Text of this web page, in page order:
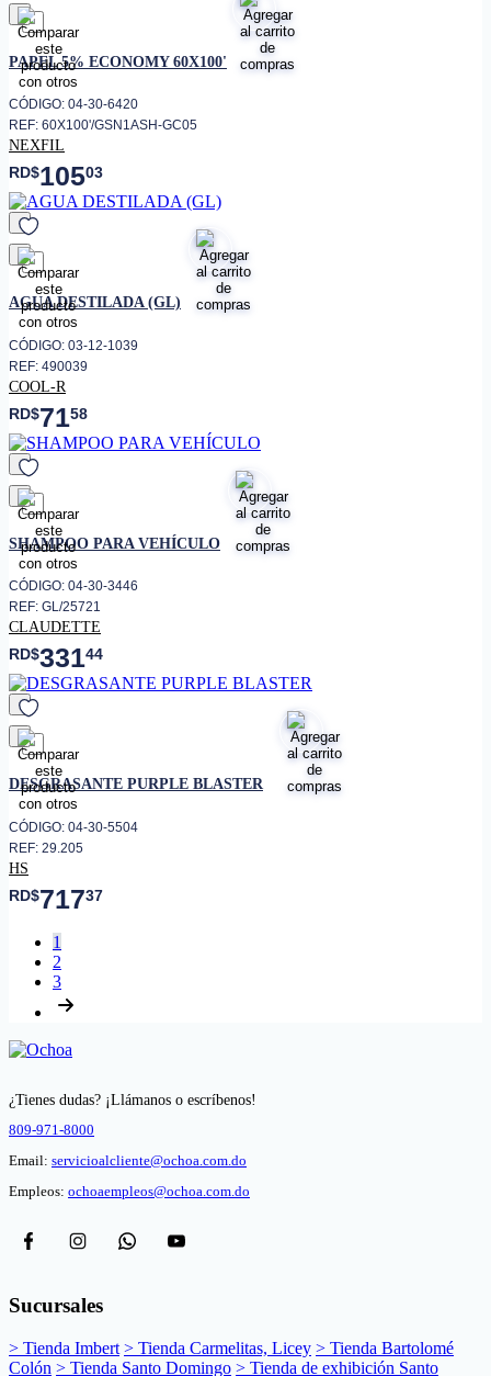
favorito
PAPEL 5% ECONOMY 60X100'
CÓDIGO: 04-30-6420
REF: 60X100'/GSN1ASH-GC05
NEXFIL
RD$10503
favorito
AGUA DESTILADA (GL)
CÓDIGO: 03-12-1039
REF: 490039
COOL-R
RD$7158
favorito
SHAMPOO PARA VEHÍCULO
CÓDIGO: 04-30-3446
REF: GL/25721
CLAUDETTE
RD$33144
favorito
DESGRASANTE PURPLE BLASTER
CÓDIGO: 04-30-5504
REF: 29.205
HS
RD$71737
1
2
3
¿Tienes dudas? ¡Llámanos o escríbenos!
809-971-8000
Email: servicioalcliente@ochoa.com.do
Empleos: ochoaempleos@ochoa.com.do
Sucursales
> Tienda Imbert > Tienda Carmelitas, Licey > Tienda Bartolomé
Colón > Tienda Santo Domingo > Tienda de exhibición Santo